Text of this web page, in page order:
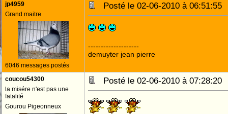
jp4959
Grand maitre
6046 messages postés
Posté le 02-06-2010 à
--------------------
demuyter jean pierre
coucou54300
la misére n'est pas une
fatalité
Gourou Pigeonneux
Posté le 02-06-2010 à